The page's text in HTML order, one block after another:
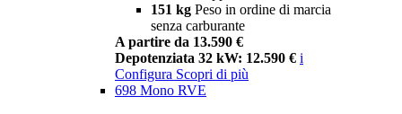
151 kg Peso in ordine di marcia
senza carburante
A partire da 13.590 €
Depotenziata 32 kW: 12.590 € i
Configura Scopri di più
698 Mono RVE